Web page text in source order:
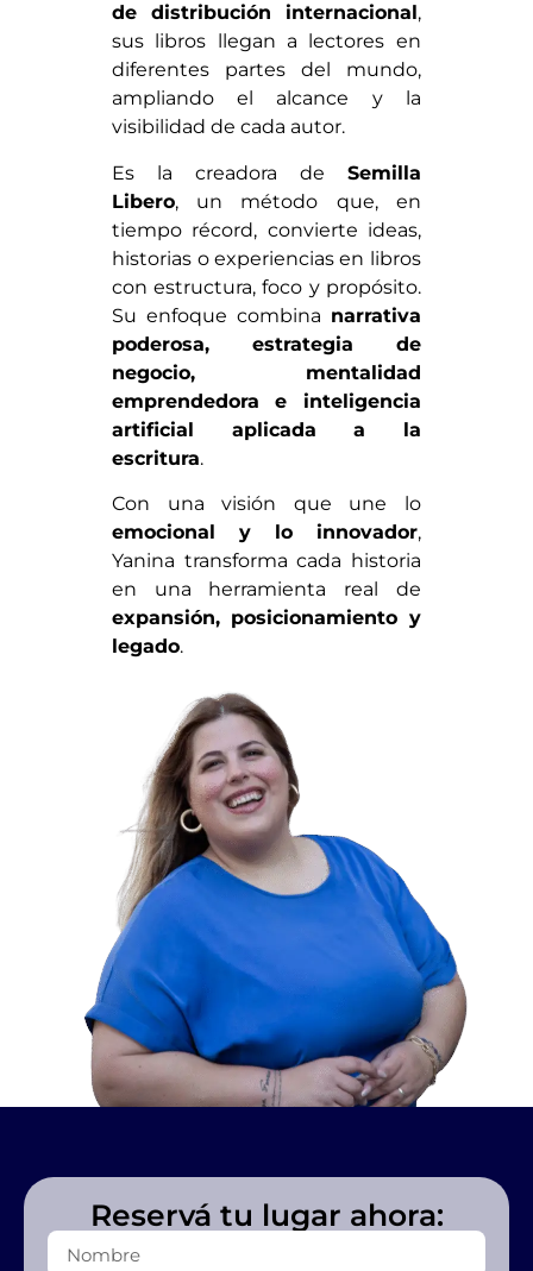
de distribución internacional,
sus libros llegan a lectores en
diferentes partes del mundo,
ampliando el alcance y la
visibilidad de cada autor.
Es la creadora de Semilla
Libero, un método que, en
tiempo récord, convierte ideas,
historias o experiencias en libros
con estructura, foco y propósito.
Su enfoque combina narrativa
poderosa, estrategia de
negocio, mentalidad
emprendedora e inteligencia
artificial aplicada a la
escritura.
Con una visión que une lo
emocional y lo innovador,
Yanina transforma cada historia
en una herramienta real de
expansión, posicionamiento y
legado.
Reservá tu lugar ahora: